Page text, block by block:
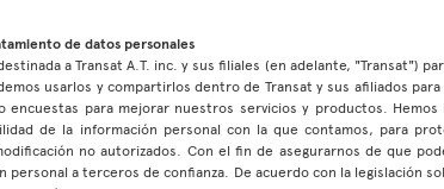
de datos personales
a Transat A.T. inc. y sus filiales (en adelante, "Transat")
usarlos y compartirlos dentro de Transat y sus afiliados
para mejorar nuestros servicios y productos.
de la información personal con la que contamos, para
no autorizados. Con el fin de asegurarnos de que
personal a terceros de confianza. De acuerdo con la legislación